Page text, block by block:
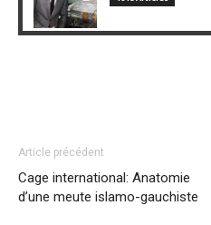
Article précédent
Cage international: Anatomie
d’une meute islamo-gauchiste